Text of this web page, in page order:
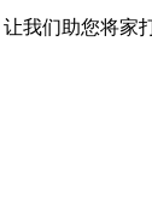
我们助您将